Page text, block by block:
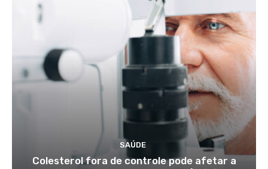
SAÚDE
Colesterol fora de controle pode afetar a